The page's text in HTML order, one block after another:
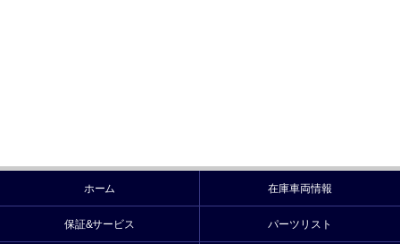
ホーム 在庫車両情報
保証&サービス パーツリスト